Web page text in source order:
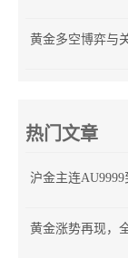
黄金多空博弈与
热门文章
沪金主连
黄金涨势再现，